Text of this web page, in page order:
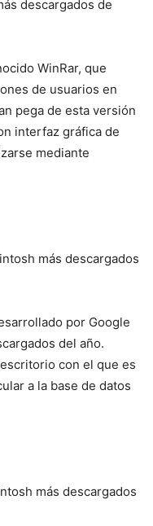
WinRar, que
de usuarios en
pega de esta versión
interfaz gráfica de
mediante
por Google
del año.
con el que es
a la base de datos